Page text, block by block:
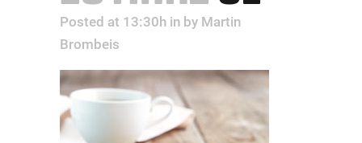
Posted at 13:30h in by Martin
Brombeis